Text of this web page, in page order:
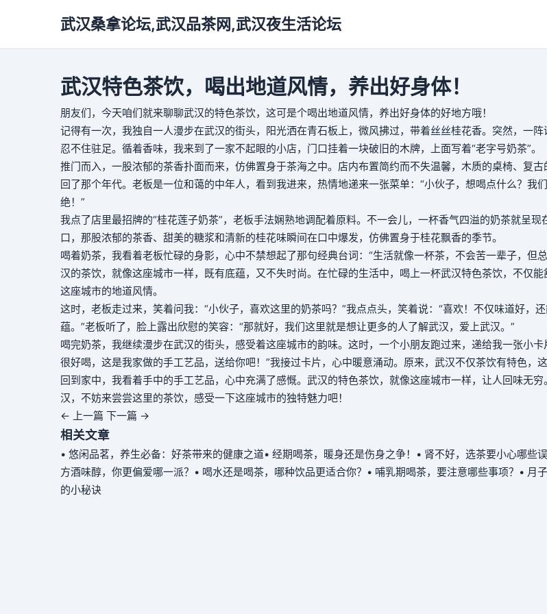
武汉桑拿论坛,武汉品茶网,武汉夜生活论坛
武汉特色茶饮，喝出地道风情，养出好身体！
朋友们，今天咱们就来聊聊武汉的特色茶饮，这可是个喝出地道风情，养出好身体的好地方哦！
记得有一次，我独自一人漫步在武汉的街头，阳光洒在青石板上，微风拂过，带着丝丝桂花香。突然，一
忍不住驻足。循着香味，我来到了一家不起眼的小店，门口挂着一块破旧的木牌，上面写着“老字号奶茶”。
推门而入，一股浓郁的茶香扑面而来，仿佛置身于茶海之中。店内布置简约而不失温馨，木质的桌椅、复
回了那个年代。老板是一位和蔼的中年人，看到我进来，热情地递来一张菜单：“小伙子，想喝点什么？我
绝！”
我点了店里最招牌的“桂花莲子奶茶”，老板手法娴熟地调配着原料。不一会儿，一杯香气四溢的奶茶就呈现
口，那股浓郁的茶香、甜美的糖浆和清新的桂花味瞬间在口中爆发，仿佛置身于桂花飘香的季节。
喝着奶茶，我看着老板忙碌的身影，心中不禁想起了那句经典台词：“生活就像一杯茶，不会苦一辈子，但
汉的茶饮，就像这座城市一样，既有底蕴，又不失时尚。在忙碌的生活中，喝上一杯武汉特色茶饮，不仅
这座城市的地道风情。
这时，老板走过来，笑着问我：“小伙子，喜欢这里的奶茶吗？”我点点头，笑着说：“喜欢！不仅味道好，
蕴。”老板听了，脸上露出欣慰的笑容：“那就好，我们这里就是想让更多的人了解武汉，爱上武汉。”
喝完奶茶，我继续漫步在武汉的街头，感受着这座城市的韵味。这时，一个小朋友跑过来，递给我一张小
很好喝，这是我家做的手工艺品，送给你吧！”我接过卡片，心中暖意涌动。原来，武汉不仅茶饮有特色，
回到家中，我看着手中的手工艺品，心中充满了感慨。武汉的特色茶饮，就像这座城市一样，让人回味无
汉，不妨来尝尝这里的茶饮，感受一下这座城市的独特魅力吧！
← 上一篇 下一篇 →
相关文章
• 悠闲品茗，养生必备：好茶带来的健康之道• 经期喝茶，暖身还是伤身之争！ • 肾不好，选茶要小心哪些误
方酒味醇，你更偏爱哪一派？ • 喝水还是喝茶，哪种饮品更适合你？ • 哺乳期喝茶，要注意哪些事项？ • 月
的小秘诀